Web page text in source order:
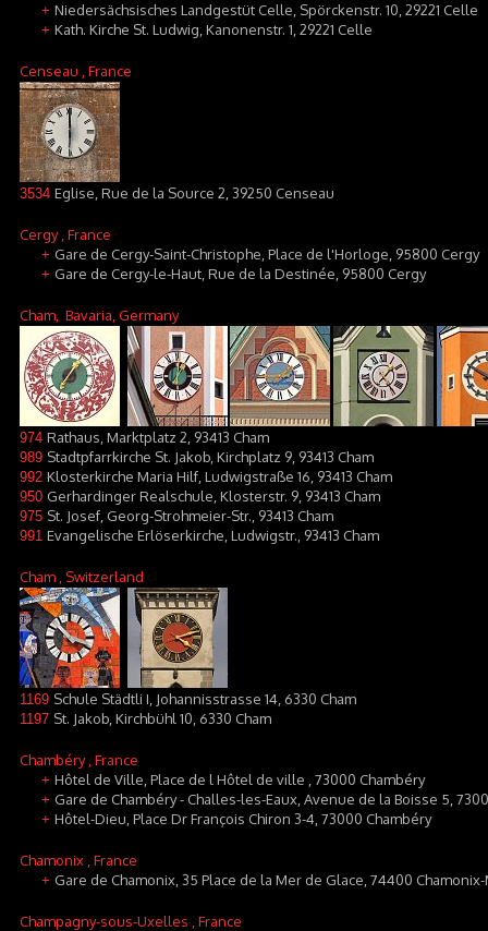
+ Niedersächsisches Landgestüt Celle, Spörckenstr. 10, 29221 Celle
+ Kath. Kirche St. Ludwig, Kanonenstr. 1, 29221 Celle
Censeau , France
3534 Eglise, Rue de la Source 2, 39250 Censeau
Cergy, France
+ Gare de Cergy-Saint-Christophe, Place de l'Horloge, 95800 Cergy
+ Gare de Cergy-le-Haut, Rue de la Destinée, 95800 Cergy
Cham , Bavaria, Germany
974 Rathaus, Marktplatz 2, 93413 Cham
989 Stadtpfarrkirche St. Jakob, Kirchplatz 9, 93413 Cham
992 Klosterkirche Maria Hilf, Ludwigstraße 16, 93413 Cham
950 Gerhardinger Realschule, Klosterstr. 9, 93413 Cham
975 St. Josef, Georg-Strohmeier-Str., 93413 Cham
991 Evangelische Erlöserkirche, Ludwigstr., 93413 Cham
Cham , Switzerland
1169 Schule Städtli I, Johannisstrasse 14, 6330 Cham
1197 St. Jakob, Kirchbühl 10, 6330 Cham
Chambéry, France
+ Hôtel de Ville, Place de l Hôtel de ville , 73000 Chambéry
+ Gare de Chambéry - Challes-les-Eaux, Avenue de la Boisse 5,
+ Hôtel-Dieu, Place Dr François Chiron 3-4, 73000 Chambéry
Chamonix , France
+ Gare de Chamonix, 35 Place de la Mer de Glace, 74400
Champagny-sous-Uxelles , France